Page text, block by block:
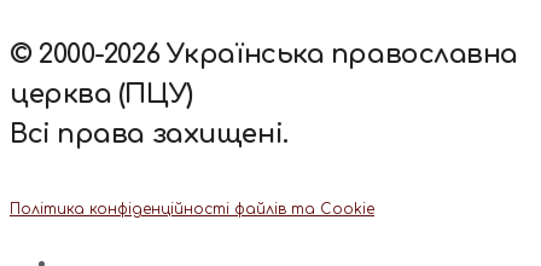
© 2000-2026 Українська православна
церква (ПЦУ)
Всі права захищені.
Політика конфіденційності файлів та Cookie